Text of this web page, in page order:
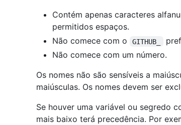
Contém apenas caracteres
permitidos espaços.
Não comece com o
GITHUB_
Não comece com um número.
Os nomes não são sensíveis a
maiúsculas. Os nomes devem ser
Se houver uma variável ou segredo
mais baixo terá precedência. Por